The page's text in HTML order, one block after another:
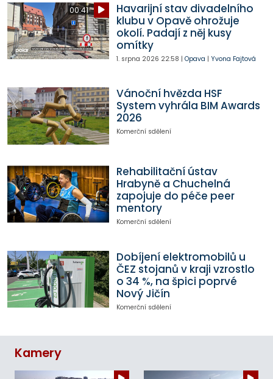
00:41
Havarijní stav divadelního
klubu v Opavě ohrožuje
okolí. Padají z něj kusy
omítky
1. srpna 2026 22:58 | Opava | Yvona Fajtová
Vánoční hvězda HSF
System vyhrála BIM Awards
2026
Komerční sdělení
Rehabilitační ústav
Hrabyně a Chuchelná
zapojuje do péče peer
mentory
Komerční sdělení
Dobíjení elektromobilů u
ČEZ stojanů v kraji vzrostlo
o 34 %, na špici poprvé
Nový Jičín
Komerční sdělení
Kamery